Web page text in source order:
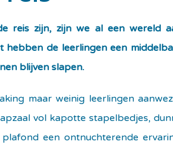
reis zijn, zijn we al een wereld
hebben de leerlingen een
blijven slapen.
maar weinig leerlingen
vol kapotte stapelbedjes,
een ontnuchterende